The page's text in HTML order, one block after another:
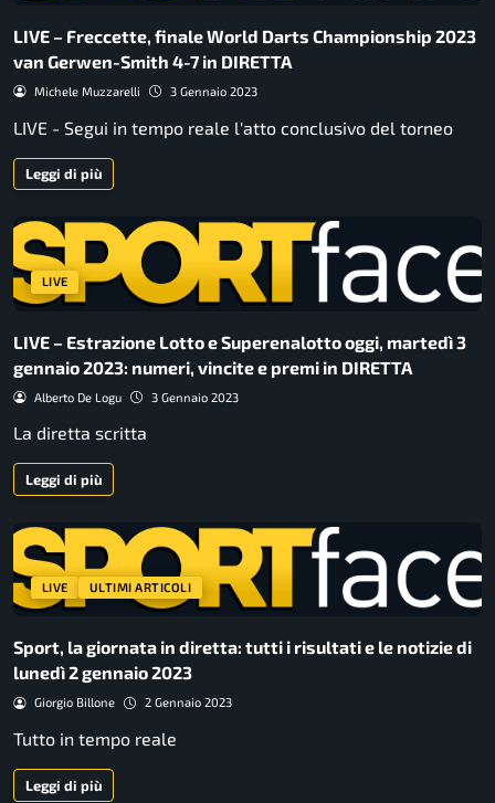
LIVE – Freccette, finale World Darts Championship 2023
van Gerwen-Smith 4-7 in DIRETTA
Michele Muzzarelli 3 Gennaio 2023
LIVE - Segui in tempo reale l'atto conclusivo del torneo
Leggi di più
LIVE
LIVE – Estrazione Lotto e Superenalotto oggi, martedì 3
gennaio 2023: numeri, vincite e premi in DIRETTA
Alberto De Logu 3 Gennaio 2023
La diretta scritta
Leggi di più
LIVE ULTIMI ARTICOLI
Sport, la giornata in diretta: tutti i risultati e le notizie di
lunedì 2 gennaio 2023
Giorgio Billone 2 Gennaio 2023
Tutto in tempo reale
Leggi di più